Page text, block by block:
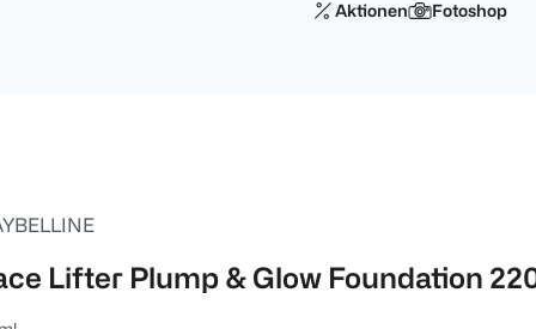
Aktionen Fotoshop
Lifter Plump & Glow Foundation